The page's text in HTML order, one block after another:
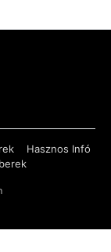
Hasznos Infó